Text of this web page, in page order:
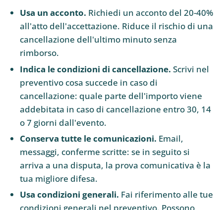
Usa un acconto. Richiedi un acconto del 20-40%
all'atto dell'accettazione. Riduce il rischio di una
cancellazione dell'ultimo minuto senza
rimborso.
Indica le condizioni di cancellazione. Scrivi nel
preventivo cosa succede in caso di
cancellazione: quale parte dell'importo viene
addebitata in caso di cancellazione entro 30, 14
o 7 giorni dall'evento.
Conserva tutte le comunicazioni. Email,
messaggi, conferme scritte: se in seguito si
arriva a una disputa, la prova comunicativa è la
tua migliore difesa.
Usa condizioni generali. Fai riferimento alle tue
condizioni generali nel preventivo. Possono